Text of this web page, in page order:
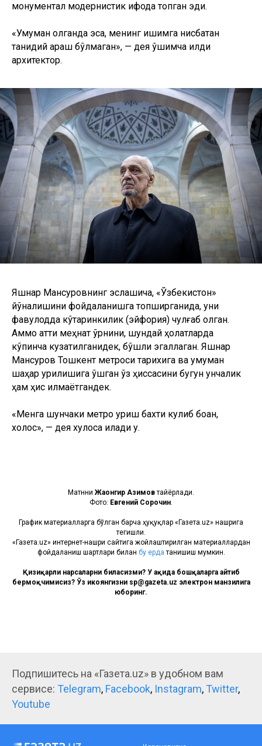
монументал модернистик ифода топган эди.
«Умуман олганда эса, менинг ишимга нисбатан
танқидий қараш бўлмаган», — дея қўшимча қилди
архитектор.
Яшнар Мансуровнинг эслашича, «Ўзбекистон»
йўналишини фойдаланишга топширганида, уни
фавқулодда кўтаринкилик (эйфория) чулғаб олган.
Аммо қаттиқ меҳнат ўрнини, шундай ҳолатларда
кўпинча кузатилганидек, бўшлиқ эгаллаган. Яшнар
Мансуров Тошкент метроси тарихига ва умуман
шаҳар қурилишига қўшган ўз ҳиссасини бугун унчалик
ҳам ҳис қилмаётгандек.
«Менга шунчаки метро қуриш бахти кулиб боққан,
холос», — дея хулоса қилади у.
Матнни Жаҳонгир Азимовтайёрлади.
Фото: Евгений Сорочин.
График материалларга бўлган барча ҳуқуқлар «Газета.uz» нашрига
тегишли.
«Газета.uz» интернет-нашри сайтига жойлаштирилган материаллардан
фойдаланиш шартлари билан бу ерда танишиш мумкин.
Қизиқарли нарсаларни биласизми? У ҳақида бошқаларга айтиб
бермоқчимисиз? Ўз ҳикоянгизни sp@gazeta.uz электрон манзилига
юборинг.
Подпишитесь на «Газета.uz» в удобном вам
сервисе: Telegram, Facebook, Instagram, Twitter,
Youtube